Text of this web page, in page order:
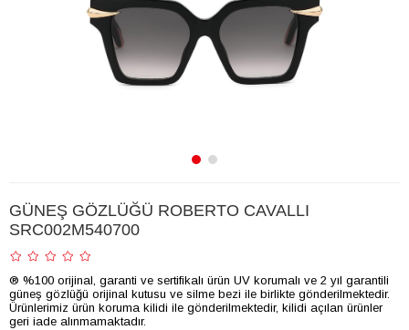
GÜNEŞ GÖZLÜĞÜ ROBERTO CAVALLI
SRC002M540700
® %100 orijinal, garanti ve sertifikalı ürün UV korumalı ve 2 yıl garantili
güneş gözlüğü orijinal kutusu ve silme bezi ile birlikte gönderilmektedir.
Ürünlerimiz ürün koruma kilidi ile gönderilmektedir, kilidi açılan ürünler
geri iade alınmamaktadır.